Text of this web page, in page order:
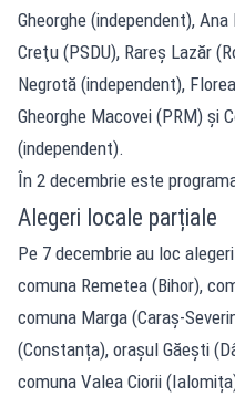
Gheorghe (independent),
Creţu (PSDU), Rareş Lazăr
Negrotă (independent),
Gheorghe Macovei (PRM) şi
(independent).
În 2 decembrie este
Alegeri locale parțiale
Pe 7 decembrie au loc
comuna Remetea (Bihor),
comuna Marga (Caraș-
(Constanța), orașul Găești
comuna Valea Ciorii